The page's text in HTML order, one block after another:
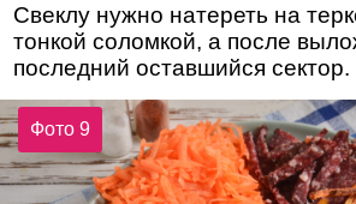
Свеклу нужно натереть на
тонкой соломкой, а после
последний оставшийся сектор.
Фото 9